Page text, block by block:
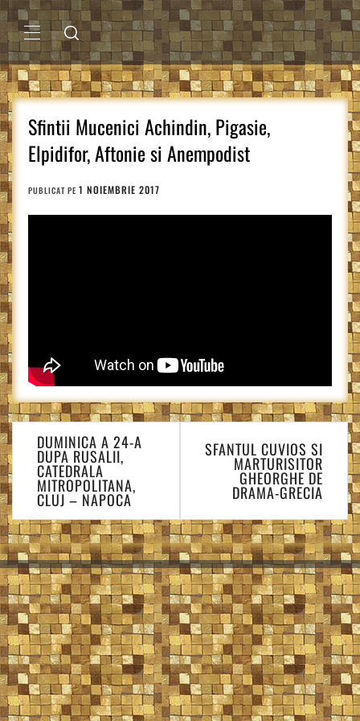
Sari
la
conținutMENIU
PRINCIPAL
Sfintii Mucenici Achindin, Pigasie,
Elpidifor, Aftonie si Anempodist
PUBLICAT PE 1 NOIEMBRIE 2017
Navigare
în
articole
DUMINICA A 24-A
DUPA RUSALII,
CATEDRALA
MITROPOLITANA,
CLUJ – NAPOCA
SFANTUL CUVIOS SI
MARTURISITOR
GHEORGHE DE
DRAMA-GRECIA